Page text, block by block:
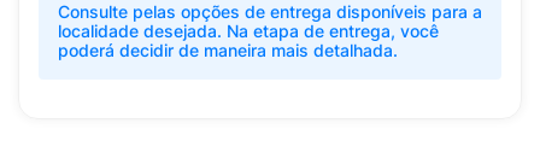
Consulte pelas opções de entrega disponíveis para a
localidade desejada. Na etapa de entrega, você
poderá decidir de maneira mais detalhada.